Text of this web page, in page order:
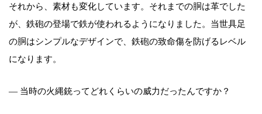
それから、素材も変化しています。それまでの胴は革でした
が、鉄砲の登場で鉄が使われるようになりました。当世具足
の胴はシンプルなデザインで、鉄砲の致命傷を防げるレベル
になります。
― 当時の火縄銃ってどれくらいの威力だったんですか？